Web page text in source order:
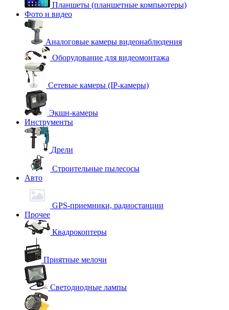
Планшеты (планшетные компьютеры)
Фото и видео
Аналоговые камеры видеонаблюдения
Оборудование для видеомонтажа
Сетевые камеры (IP-камеры)
Экшн-камеры
Инструменты
Дрели
Строительные пылесосы
Авто
GPS-приемники, радиостанции
Прочее
Квадрокоптеры
Приятные мелочи
Светодиодные лампы